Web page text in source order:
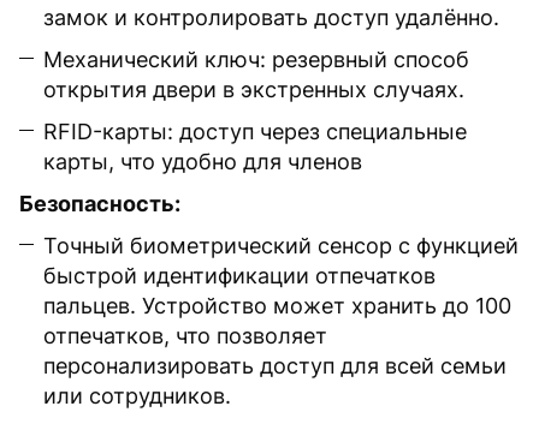
замок и контролировать доступ удалённо.
Механический ключ: резервный способ
открытия двери в экстренных случаях.
RFID-карты: доступ через специальные
карты, что удобно для членов
Безопасность:
Точный биометрический сенсор с функцией
быстрой идентификации отпечатков
пальцев. Устройство может хранить до 100
отпечатков, что позволяет
персонализировать доступ для всей семьи
или сотрудников.